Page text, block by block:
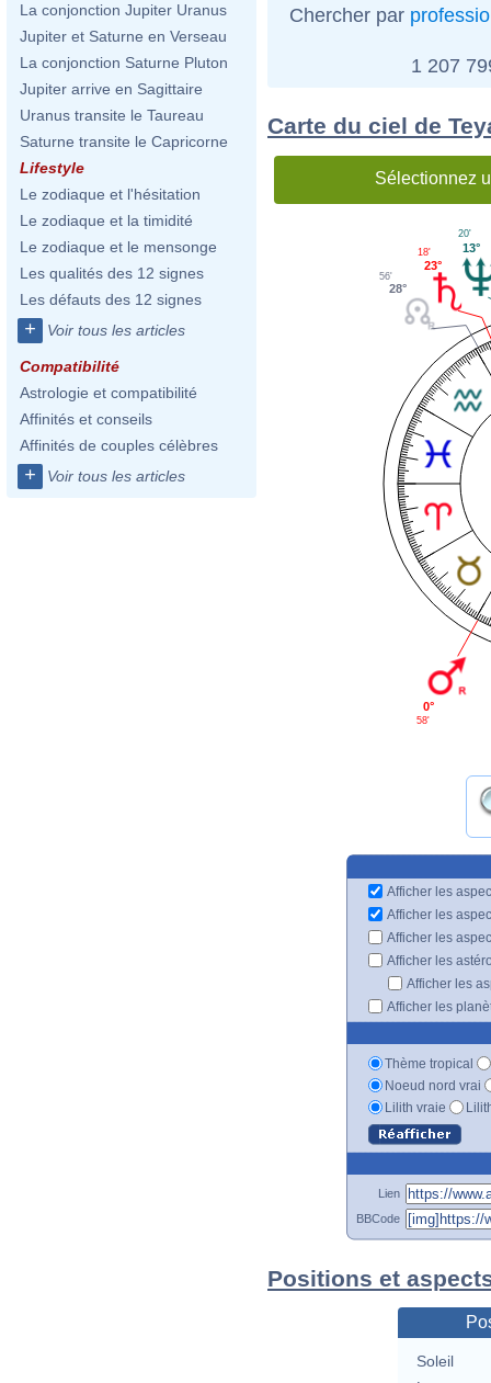
La conjonction Jupiter Uranus
Jupiter et Saturne en Verseau
La conjonction Saturne Pluton
Jupiter arrive en Sagittaire
Uranus transite le Taureau
Saturne transite le Capricorne
Lifestyle
Le zodiaque et l'hésitation
Le zodiaque et la timidité
Le zodiaque et le mensonge
Les qualités des 12 signes
Les défauts des 12 signes
+ Voir tous les articles
Compatibilité
Astrologie et compatibilité
Affinités et conseils
Affinités de couples célèbres
+ Voir tous les articles
Chercher par
1 207
Carte du ciel de
Sélectionnez
13°
20'
23°
18'
28°
56'
0°
58'
Afficher les
Afficher les
Afficher les
Afficher les
Afficher les
Afficher les
Thème tropical
Noeud nord vrai
Lilith vraie
Lien
BBCode
Positions et
Soleil